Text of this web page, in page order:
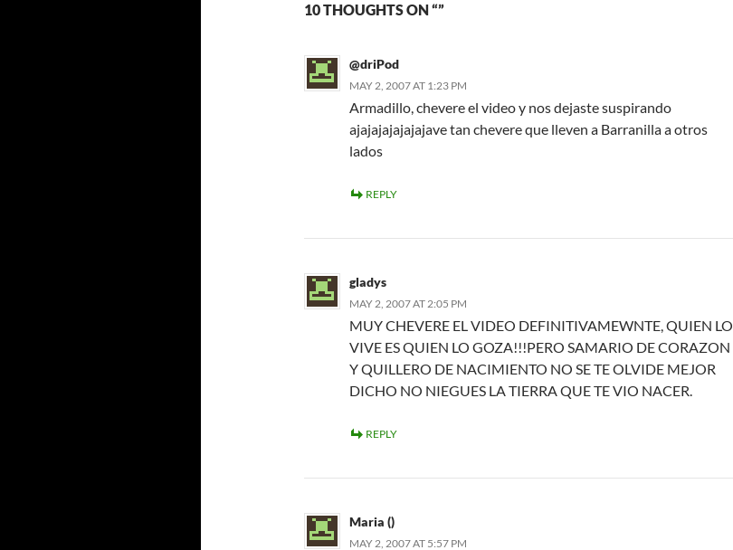
10 THOUGHTS ON “”
@driPod
MAY 2, 2007 AT 1:23 PM
Armadillo, chevere el video y nos dejaste suspirando
ajajajajajajajave tan chevere que lleven a Barranilla a otros
lados
REPLY
gladys
MAY 2, 2007 AT 2:05 PM
MUY CHEVERE EL VIDEO DEFINITIVAMEWNTE, QUIEN LO
VIVE ES QUIEN LO GOZA!!!PERO SAMARIO DE CORAZON
Y QUILLERO DE NACIMIENTO NO SE TE OLVIDE MEJOR
DICHO NO NIEGUES LA TIERRA QUE TE VIO NACER.
REPLY
Maria ()
MAY 2, 2007 AT 5:57 PM